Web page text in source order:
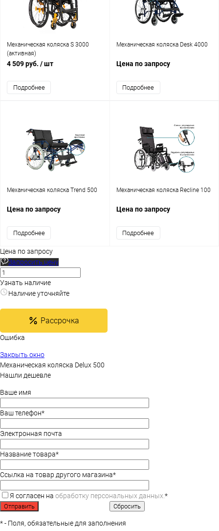
Механическая коляска S 3000
(активная)
4 509 руб. / шт
Подробнее
Механическая коляска Desk 4000
Цена по запросу
Подробнее
Механическая коляска Trend 500
Цена по запросу
Подробнее
Механическая коляска Recline 100
Цена по запросу
Подробнее
Цена по запросу
Запросить цену
Узнать наличие
Наличие уточняйте
Рассрочка
Ошибка
Закрыть окно
Механическая коляска Delux 500
Нашли дешевле
Ваше имя
Ваш телефон*
Электронная почта
Название товара*
Ссылка на товар другого магазина*
Я согласен на обработку персональных данных.*
*- Поля, обязательные для заполнения